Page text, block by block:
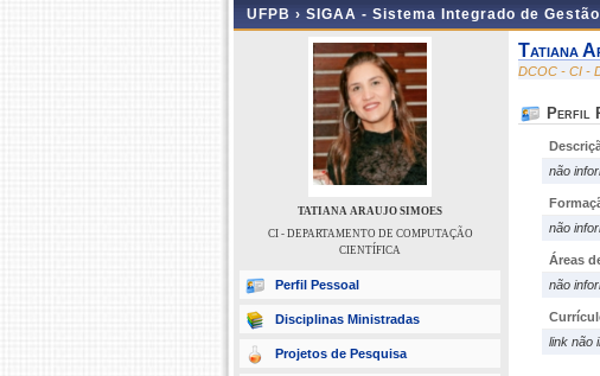
UFPB › SIGAA - Sistema Integrado de
TATIANA ARAUJO SIMOES
CI - DEPARTAMENTO DE COMPUTAÇÃO
CIENTÍFICA
Perfil Pessoal
Disciplinas Ministradas
Projetos de Pesquisa
Tatiana
DCOC - CI -
Perfil
não
não
Áreas
não
link não